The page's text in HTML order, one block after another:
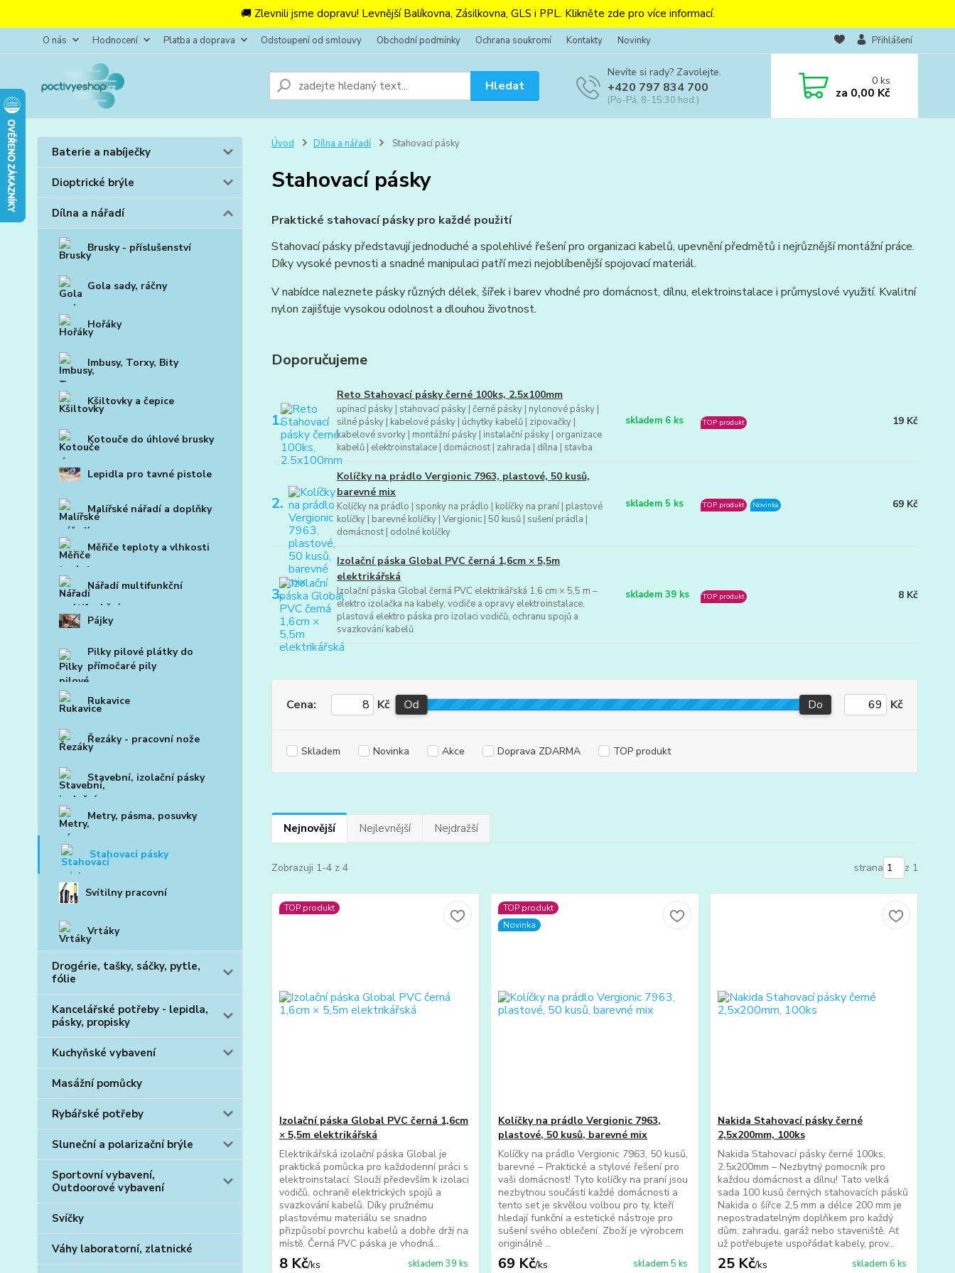
🚚 Zlevnili jsme dopravu! Levnější Balíkovna, Zásilkovna, GLS i PPL. Klikněte zde pro více informací.
O nás Hodnocení Platba a doprava Odstoupení od smlouvy Obchodní podmínky Ochrana soukromí Kontakty Novinky Přihlášení
Hledat
Nevíte si rady? Zavolejte.
+420 797 834 700
(Po-Pá, 8-15:30 hod.)
0ks
za 0,00 Kč
Baterie a nabíječky
Dioptrické brýle
Dílna a nářadí
Brusky - příslušenství
Gola sady, ráčny
Hořáky
Imbusy, Torxy, Bity
Kšiltovky a čepice
Kotouče do úhlové brusky
Lepidla pro tavné pistole
Malířské nářadí a doplňky
Měřiče teploty a vlhkosti
Nářadí multifunkční
Pájky
Pilky pilové plátky do
přímočaré pily
Rukavice
Řezáky - pracovní nože
Stavební, izolační pásky
Metry, pásma, posuvky
Stahovací pásky
Svítilny pracovní
Vrtáky
Drogérie, tašky, sáčky, pytle,
fólie
Kancelářské potřeby - lepidla,
pásky, propisky
Kuchyňské vybavení
Masážní pomůcky
Rybářské potřeby
Sluneční a polarizační brýle
Sportovní vybavení,
Outdoorové vybavení
Svíčky
Váhy laboratorní, zlatnické
Úvod Dílna a nářadí Stahovací pásky
Stahovací pásky
Praktické stahovací pásky pro každé použití
Stahovací pásky představují jednoduché a spolehlivé řešení pro organizaci kabelů, upevnění předmětů i nejrůznější montážní práce.
Díky vysoké pevnosti a snadné manipulaci patří mezi nejoblíbenější spojovací materiál.
V nabídce naleznete pásky různých délek, šířek i barev vhodné pro domácnost, dílnu, elektroinstalace i průmyslové využití. Kvalitní
nylon zajišťuje vysokou odolnost a dlouhou životnost.
Doporučujeme
1.
Reto Stahovací pásky černé 100ks, 2.5x100mm
upínací pásky | stahovací pásky | černé pásky | nylonové pásky |
silné pásky | kabelové pásky | úchytky kabelů | zipovačky |
kabelové svorky | montážní pásky | instalační pásky | organizace
kabelů | elektroinstalace | domácnost | zahrada | dílna | stavba
skladem 6 ks TOP produkt 19 Kč
2.
Kolíčky na prádlo Vergionic 7963, plastové, 50 kusů,
barevné mix
Kolíčky na prádlo | sponky na prádlo | kolíčky na praní | plastové
kolíčky | barevné kolíčky | Vergionic | 50 kusů | sušení prádla |
domácnost | odolné kolíčky
skladem 5 ks TOP produkt Novinka 69 Kč
3.
Izolační páska Global PVC černá 1,6cm × 5,5m
elektrikářská
Izolační páska Global černá PVC elektrikářská 1,6 cm × 5,5 m –
elektro izolačka na kabely, vodiče a opravy elektroinstalace,
plastová elektro páska pro izolaci vodičů, ochranu spojů a
svazkování kabelů
skladem 39 ks TOP produkt 8 Kč
Cena: Kč Od Do Kč
Skladem Novinka Akce Doprava ZDARMA TOP produkt
Nejnovější Nejlevnější Nejdražší
Zobrazuji 1-4 z 4 strana z 1
TOP produkt
Izolační páska Global PVC černá 1,6cm
× 5,5m elektrikářská
Elektrikářská izolační páska Global je
praktická pomůcka pro každodenní práci s
elektroinstalací. Slouží především k izolaci
vodičů, ochraně elektrických spojů a
svazkování kabelů. Díky pružnému
plastovému materiálu se snadno
přizpůsobí povrchu kabelů a dobře drží na
místě. Černá PVC páska je vhodná...
8 Kč/ks skladem 39 ks
TOP produkt
Novinka
Kolíčky na prádlo Vergionic 7963,
plastové, 50 kusů, barevné mix
Kolíčky na prádlo Vergionic 7963, 50 kusů,
barevné – Praktické a stylové řešení pro
vaši domácnost! Tyto kolíčky na praní jsou
nezbytnou součástí každé domácnosti a
tento set je skvělou volbou pro ty, kteří
hledají funkční a estetické nástroje pro
sušení svého oblečení. Zboží je výrobcem
originálně ...
69 Kč/ks skladem 5 ks
Nakida Stahovací pásky černé
2,5x200mm, 100ks
Nakida Stahovací pásky černé 100ks,
2.5x200mm – Nezbytný pomocník pro
každou domácnost a dílnu! Tato velká
sada 100 kusů černých stahovacích pásků
Nakida o šířce 2,5 mm a délce 200 mm je
nepostradatelným doplňkem pro každý
dům, zahradu, garáž nebo staveniště. Ať
už potřebujete uspořádat kabely, prov...
25 Kč/ks skladem 6 ks